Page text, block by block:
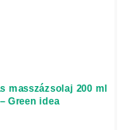
masszázsolaj 200 ml
– Green idea